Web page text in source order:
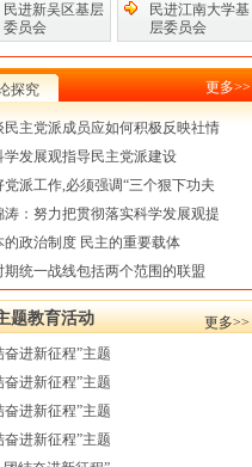
民进新吴区基层
委员会
民进江南大学基
层委员会
探究 更多>>
民主党派成员应如何积极反映社情
学发展观指导民主党派建设
党派工作,必须强调“三个狠下功夫
涛：努力把贯彻落实科学发展观提
的政治制度 民主的重要载体
期统一战线包括两个范围的联盟
题教育活动
更多>>
奋进新征程”主题
奋进新征程”主题
奋进新征程”主题
奋进新征程”主题